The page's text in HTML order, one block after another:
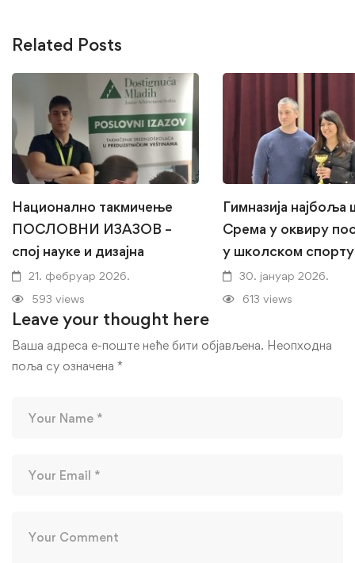
Related Posts
Национално такмичење
ПОСЛОВНИ ИЗАЗОВ –
спој науке и дизајна
21. фебруар 2026.
593 views
Гимназија најбоља
Срема у оквиру
у школском спорту
30. јануар 2026.
613 views
Leave your thought here
Ваша адреса е-поште неће бити објављена. Неопходна
поља су означена *